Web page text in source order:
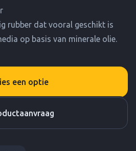
rubber dat vooral geschikt is
op basis van minerale olie.
een optie